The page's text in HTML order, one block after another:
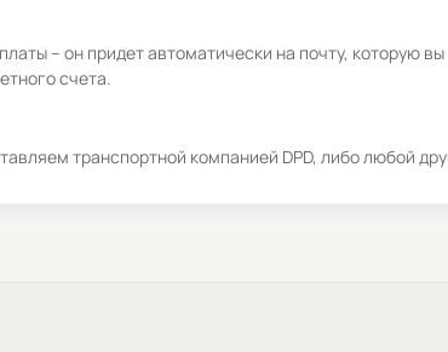
– он придет автоматически на почту, которую
счета.
транспортной компанией DPD, либо любой